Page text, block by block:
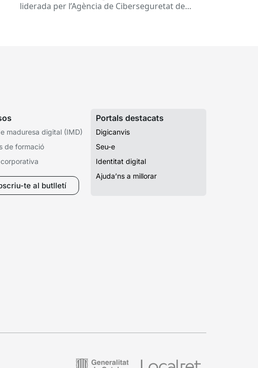
liderada per l’Agència de Ciberseguretat de
maduresa digital (IMD)
de formació
te al butlletí
Portals destacats
Digicanvis
Seu-e
Identitat digital
Ajuda’ns a millorar